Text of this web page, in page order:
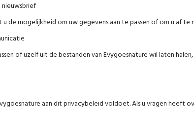
nieuwsbrief
de mogelijkheid om uw gegevens aan te passen of om u af te
of uzelf uit de bestanden van Evygoesnature wil laten
aan dit privacybeleid voldoet. Als u vragen heeft